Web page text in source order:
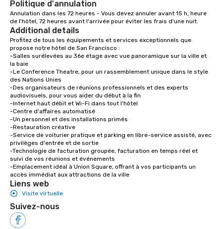
with different people
traverse along the
ways to network, but
way to do so. Large Groups Welcome
groups, small or large.
a tour is stress-free
Politique d'annulation
Annulation dans les 72 heures - Vous devez annuler avant 15 h, heure
de l'hôtel, 72 heures avant l'arrivée pour éviter les frais d'une nuit.
Additional details
Profitez de tous les équipements et services exceptionnels que
propose notre hôtel de San Francisco :
-Salles surélevées au 36e étage avec vue panoramique sur la ville et
la baie
-Le Conference Theatre, pour un rassemblement unique dans le style
des Nations Unies
-Des organisateurs de réunions professionnels et des experts
audiovisuels, pour vous aider du début à la fin
-Internet haut débit et Wi-Fi dans tout l'hôtel
-Centre d'affaires automatisé
-Un personnel et des installations primés
-Restauration créative
-Service de voiturier pratique et parking en libre-service assisté, avec
privilèges d'entrée et de sortie
-Technologie de facturation groupée, facturation en temps réel et
suivi de vos réunions et événements
-Emplacement idéal à Union Square, offrant à vos participants un
accès immédiat aux attractions de la ville
Liens web
Visite virtuelle
Suivez-nous